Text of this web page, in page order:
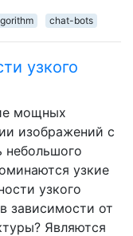
chat-bots
узкого
мощных
изображений с
небольшого
узкие
узкого
зависимости от
Являются